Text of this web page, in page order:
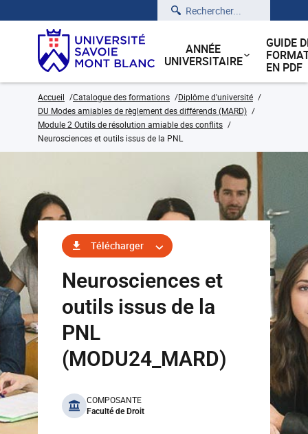
Rechercher
ANNÉE
UNIVERSITAIRE
GUIDE
EN PDF
Accueil Catalogue des formations
Diplôme d'université
DU Modes amiables de règlement des différends (MARD)
Module 2 Outils de résolution amiable des conflits
Neurosciences et outils issus de la PNL
Télécharger
Neurosciences et
outils issus de la
PNL
(MODU24_MARD)
benefits
COMPOSANTE
Faculté de Droit